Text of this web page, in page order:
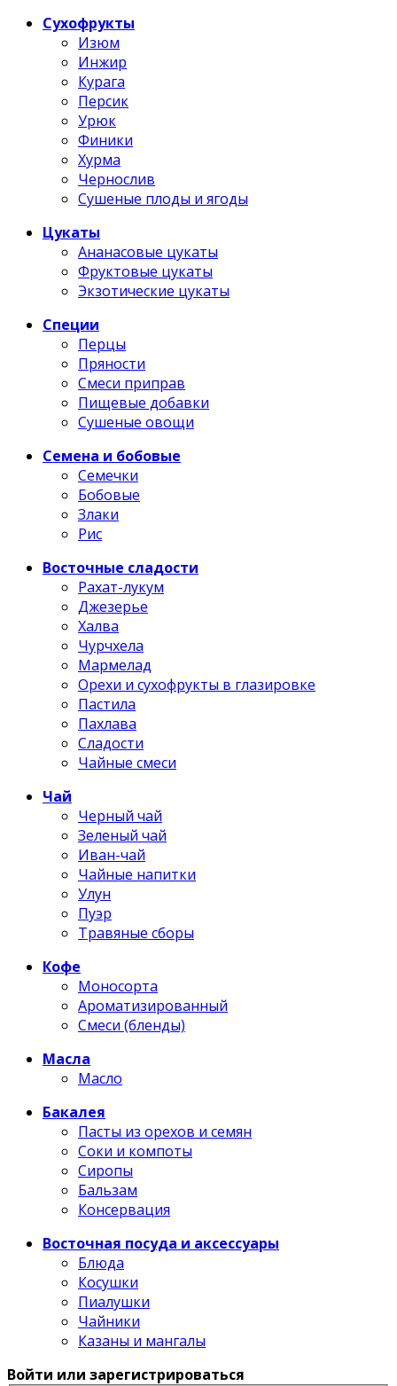
Сухофрукты
Изюм
Инжир
Курага
Персик
Урюк
Финики
Хурма
Чернослив
Сушеные плоды и ягоды
Цукаты
Ананасовые цукаты
Фруктовые цукаты
Экзотические цукаты
Специи
Перцы
Пряности
Смеси приправ
Пищевые добавки
Сушеные овощи
Семена и бобовые
Семечки
Бобовые
Злаки
Рис
Восточные сладости
Рахат-лукум
Джезерье
Халва
Чурчхела
Мармелад
Орехи и сухофрукты в глазировке
Пастила
Пахлава
Сладости
Чайные смеси
Чай
Черный чай
Зеленый чай
Иван-чай
Чайные напитки
Улун
Пуэр
Травяные сборы
Кофе
Моносорта
Ароматизированный
Смеси (бленды)
Масла
Масло
Бакалея
Пасты из орехов и семян
Соки и компоты
Сиропы
Бальзам
Консервация
Восточная посуда и аксессуары
Блюда
Косушки
Пиалушки
Чайники
Казаны и мангалы
Войти или зарегистрироваться